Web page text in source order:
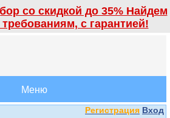
со скидкой до 35% Найдем
с гарантией!
Меню
Регистрация Вход